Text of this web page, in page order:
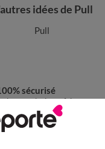
idées de Pull
Pull
sécurisé
ou en plusieurs fois